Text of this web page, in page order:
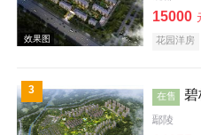
效果图
15000
花园洋房
3 在售
鄢陵